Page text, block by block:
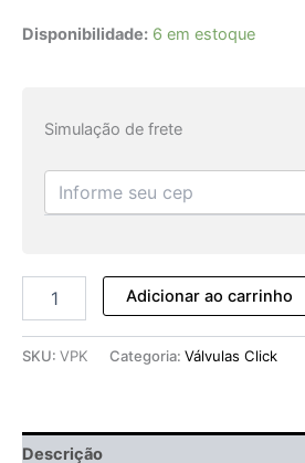
Disponibilidade: 6 em estoque
Simulação de frete
Adicionar ao carrinho
SKU: VPK Categoria: Válvulas Click
Descrição